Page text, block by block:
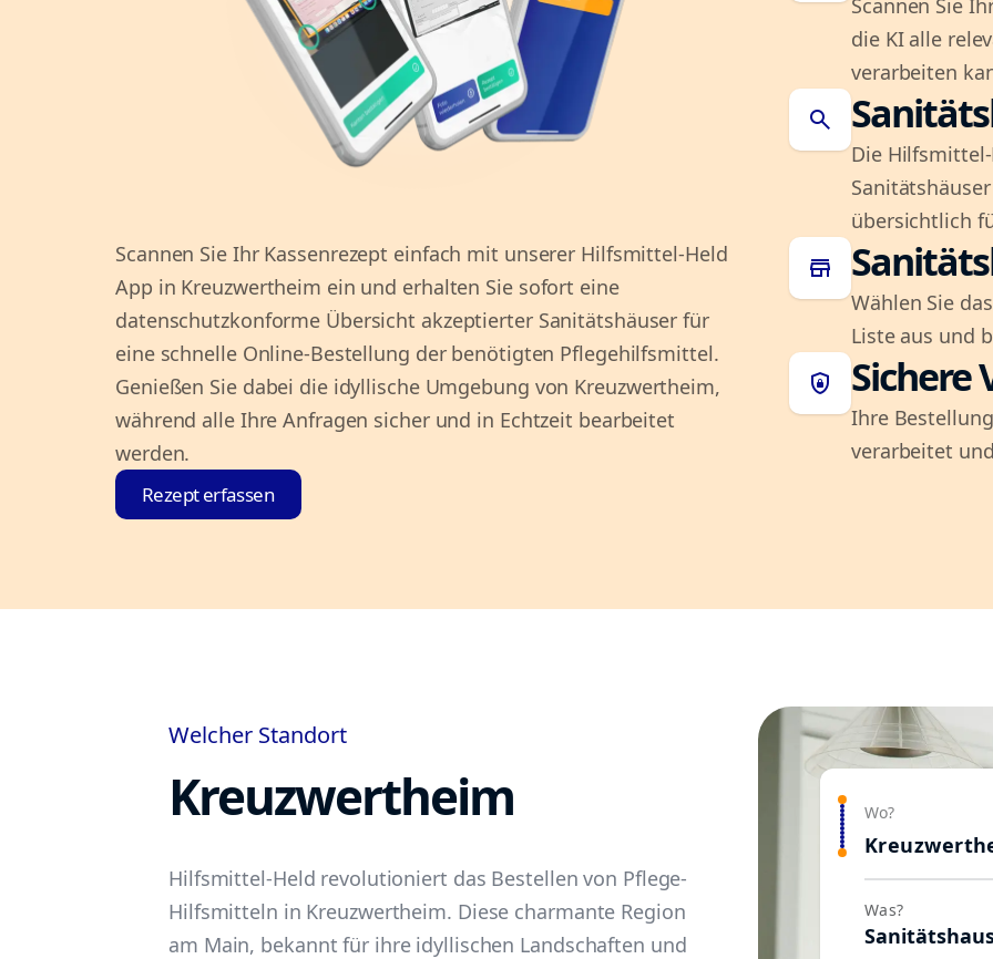
Scannen Sie Ihr Kassenrezept einfach mit unserer Hilfsmittel-Held
App in Kreuzwertheim ein und erhalten Sie sofort eine
datenschutzkonforme Übersicht akzeptierter Sanitätshäuser für
eine schnelle Online-Bestellung der benötigten Pflegehilfsmittel.
Genießen Sie dabei die idyllische Umgebung von Kreuzwertheim,
während alle Ihre Anfragen sicher und in Echtzeit bearbeitet
werden.
Rezept erfassen
Scannen Sie
die KI alle
verarbeiten
search
Die
übersichtlich
store
Wählen Sie
Liste aus und
shield_lock Sichere
Ihre
verarbeitet
Welcher Standort
Kreuzwertheim
Hilfsmittel-Held revolutioniert das Bestellen von Pflege-
Hilfsmitteln in Kreuzwertheim. Diese charmante Region
am Main, bekannt für ihre idyllischen Landschaften und
Wo?
Was?